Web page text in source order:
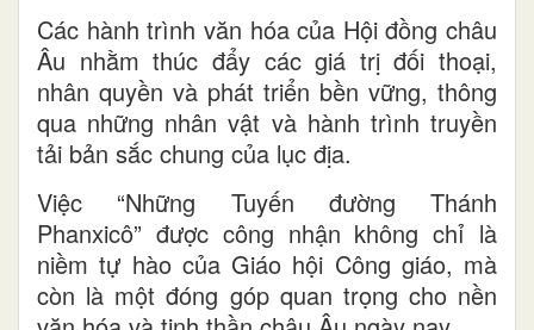
Các hành trình văn hóa của Hội đồng châu
Âu nhằm thúc đẩy các giá trị đối thoại,
nhân quyền và phát triển bền vững, thông
qua những nhân vật và hành trình truyền
tải bản sắc chung của lục địa.
Việc “Những Tuyến đường Thánh
Phanxicô” được công nhận không chỉ là
niềm tự hào của Giáo hội Công giáo, mà
còn là một đóng góp quan trọng cho nền